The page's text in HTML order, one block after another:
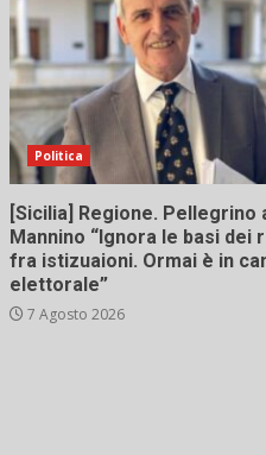
Politica
[Sicilia] Regione. Pellegrino
Mannino “Ignora le basi dei
fra istizuaioni. Ormai è in
elettorale”
7 Agosto 2026